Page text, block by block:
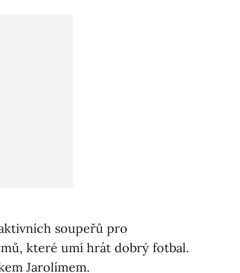
soupeřů pro
které umí hrát dobrý fotbal.
Jarolímem.